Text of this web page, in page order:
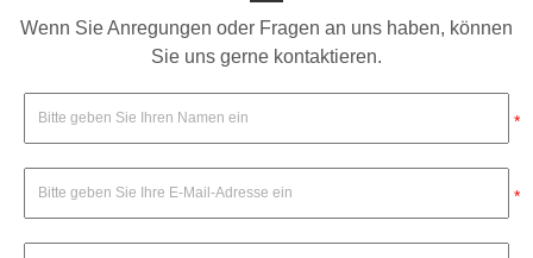
Wenn Sie Anregungen oder Fragen an uns haben, können
Sie uns gerne kontaktieren.
*
*